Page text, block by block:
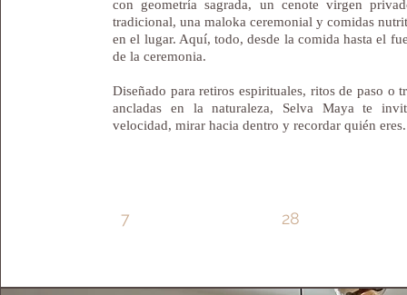
con geometría sagrada, un cenote virgen
tradicional, una maloka ceremonial y comidas
en el lugar. Aquí, todo, desde la comida hasta el
de la ceremonia.
Diseñado para retiros espirituales, ritos de paso o
ancladas en la naturaleza, Selva Maya te
velocidad, mirar hacia dentro y recordar quién eres.
7 28